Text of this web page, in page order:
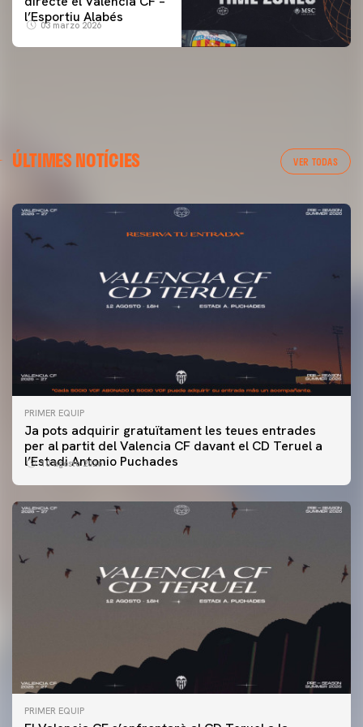
l’Esportiu Alabés
03 marzo 2026
ÚLTIMES NOTÍCIES VER TODAS
PRIMER EQUIP
Ja pots adquirir gratuïtament les teues entrades
per al partit del Valencia CF davant el CD Teruel a
l’Estadi Antonio Puchades
10 agosto 2026
PRIMER EQUIP